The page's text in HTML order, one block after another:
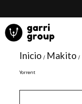
contenido
Inicio / Makito /
Yorrent